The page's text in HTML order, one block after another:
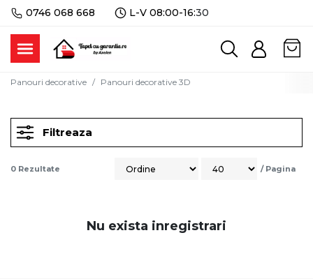
0746 068 668 L-V 08:00-16:30
Panouri decorative Panouri decorative 3D
Filtreaza
0 Rezultate / Pagina
Nu exista inregistrari